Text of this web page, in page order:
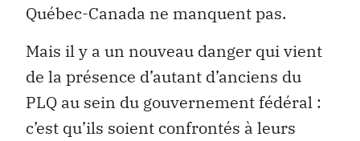
Québec-Canada ne manquent pas.
Mais il y a un nouveau danger qui vient
de la présence d’autant d’anciens du
PLQ au sein du gouvernement fédéral :
c’est qu’ils soient confrontés à leurs